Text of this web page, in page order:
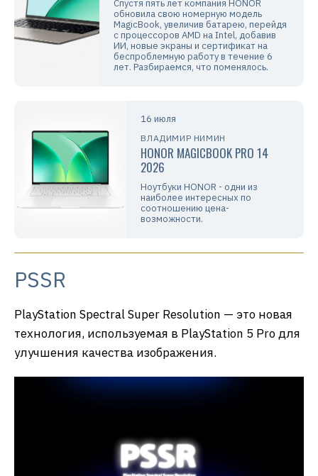
Спустя пять лет компания HONOR
обновила свою номерную модель
MagicBook, увеличив батарею, перейдя
с процессоров AMD на Intel, добавив
ИИ, новые экраны и сертификат на
беспроблемную работу в течение 6
лет. Разбираемся, что поменялось.
16 июля
ВЛАДИМИР НИМИН
HONOR MAGICBOOK PRO 14
2026
Ноутбуки HONOR - одни из
наиболее интересных по
соотношению цена-
возможности.
PSSR
PlayStation Spectral Super Resolution — это новая
технология, используемая в PlayStation 5 Pro для
улучшения качества изображения.